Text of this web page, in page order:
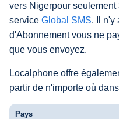
vers Nigerpour
service Global SMS. Il n'y
d'Abonnement vous ne
que vous envoyez.
Localphone offre
partir de n'importe où
Pays